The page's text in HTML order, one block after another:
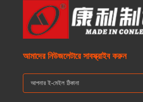
আমাদের নিউজলেটারে সাবস্ক্রাইব করুন